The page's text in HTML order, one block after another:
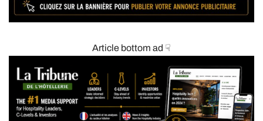
Article bottom ad ☟